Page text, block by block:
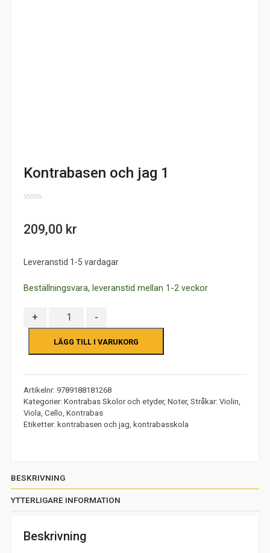
Kontrabasen och jag 1
of
209,00 kr
Leveranstid 1-5 vardagar
Beställningsvara, leveranstid mellan 1-2 veckor
+ Antal -
LÄGG TILL I VARUKORG
Artikelnr: 9789188181268
Kategorier: Kontrabas Skolor och etyder, Noter, Stråkar: Violin,
Viola, Cello, Kontrabas
Etiketter: kontrabasen och jag, kontrabasskola
BESKRIVNING
YTTERLIGARE INFORMATION
Beskrivning